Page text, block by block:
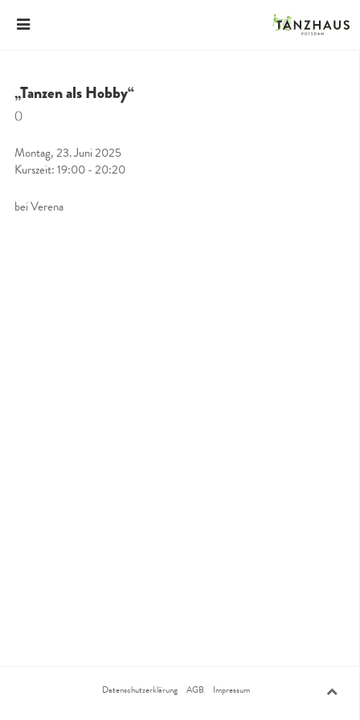
„Tanzen als Hobby“
()
Montag, 23. Juni 2025
Kurszeit: 19:00 - 20:20
bei Verena
Datenschutzerklärung AGB Impressum